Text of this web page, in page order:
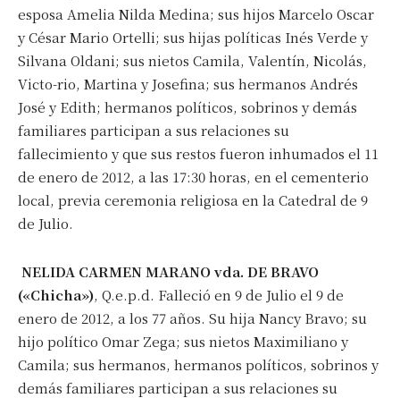
esposa Amelia Nilda Medina; sus hijos Marcelo Oscar
y César Mario Ortelli; sus hijas políticas Inés Verde y
Silvana Oldani; sus nietos Camila, Valentín, Nicolás,
Victo-rio, Martina y Josefina; sus hermanos Andrés
José y Edith; hermanos políticos, sobrinos y demás
familiares participan a sus relaciones su
fallecimiento y que sus restos fueron inhumados el 11
de enero de 2012, a las 17:30 horas, en el cementerio
local, previa ceremonia religiosa en la Catedral de 9
de Julio.
NELIDA CARMEN MARANO vda. DE BRAVO
(«Chicha»), Q.e.p.d. Falleció en 9 de Julio el 9 de
enero de 2012, a los 77 años. Su hija Nancy Bravo; su
hijo político Omar Zega; sus nietos Maximiliano y
Camila; sus hermanos, hermanos políticos, sobrinos y
demás familiares participan a sus relaciones su